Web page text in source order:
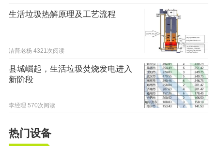
生活垃圾热解原理及工艺流程
洁普老杨 4321次阅读
县城崛起，生活垃圾焚烧发电进入
新阶段
李经理 570次阅读
热门设备